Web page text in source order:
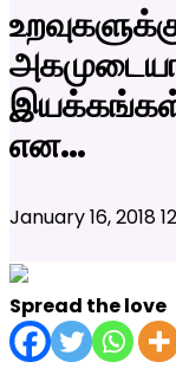
என…
January 16, 201812
Spread the love